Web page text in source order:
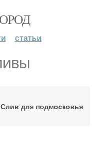
статьи
Слив для подмосковья